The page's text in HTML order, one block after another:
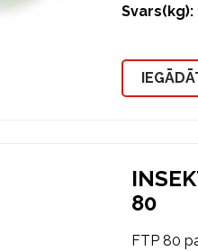
Svars(kg):
80
FTP 80